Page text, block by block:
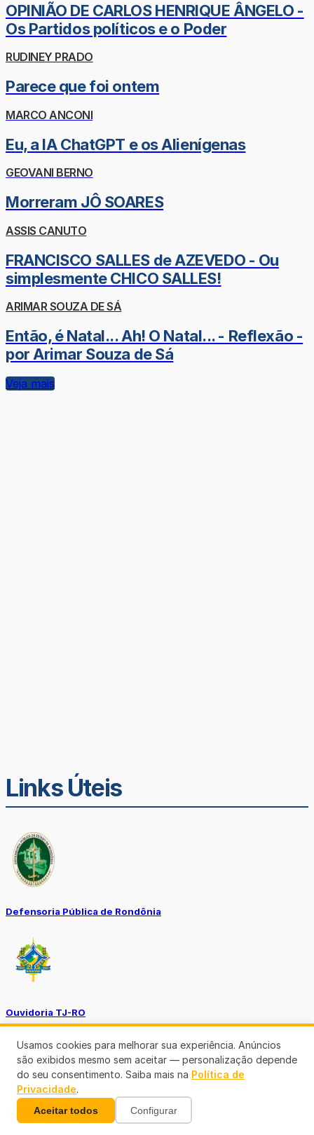
OPINIÃO DE CARLOS HENRIQUE ÂNGELO -
Os Partidos políticos e o Poder
RUDINEY PRADO
Parece que foi ontem
MARCO ANCONI
Eu, a IA ChatGPT e os Alienígenas
GEOVANI BERNO
Morreram JÔ SOARES
ASSIS CANUTO
FRANCISCO SALLES de AZEVEDO - Ou
simplesmente CHICO SALLES!
ARIMAR SOUZA DE SÁ
Então, é Natal... Ah! O Natal... - Reflexão -
por Arimar Souza de Sá
Veja mais
Links Úteis
Defensoria Pública de Rondônia
Ouvidoria TJ-RO
Ouvidoria GERO
Usamos cookies para melhorar sua experiência. Anúncios
são exibidos mesmo sem aceitar — personalização depende
do seu consentimento. Saiba mais na Política de
Privacidade.
Aceitar todos Configurar